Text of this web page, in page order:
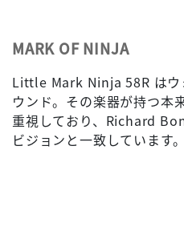
MARK OF NINJA
Little Mark Ninja 58R はウ
ウンド。その楽器が持つ本
重視しており、Richard
ビジョンと一致しています。